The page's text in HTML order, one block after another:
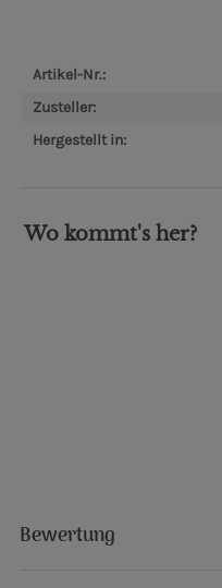
Artikel-Nr.:
Zusteller:
Hergestellt in:
Wo kommt's her?
Bewertung